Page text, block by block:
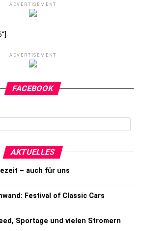
ADVERTISEMENT
ADVERTISEMENT
FACEBOOK
AKTUELLES
– auch für uns
Festival of Classic Cars
Sportage und vielen Stromern